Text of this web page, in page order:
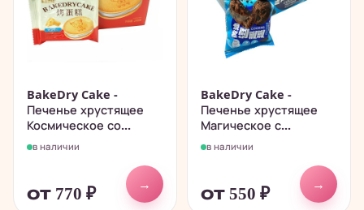
BakeDry Cake -
Печенье хрустящее
Космическое со...
в наличии
от 770 ₽
→
BakeDry Cake -
Печенье хрустящее
Магическое с...
в наличии
от 550 ₽
→